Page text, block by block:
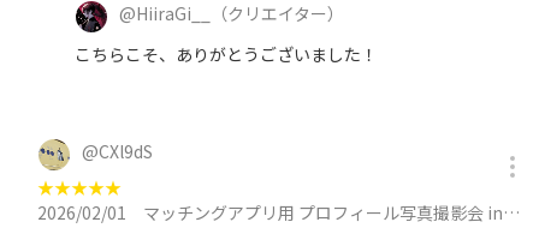
@HiiraGi__
（クリエイター）
こちらこそ、ありがとうございました！
@CXl9dS
★★★★★
2026/02/01
マッチングアプリ用 プロフィール写真撮影会 in 池袋 at 2月1日（日）13:00 ~ 14:30に参加